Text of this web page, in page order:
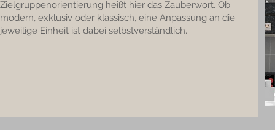
Zielgruppenorientierung heißt hier das Zauberwort. Ob
modern, exklusiv oder klassisch, eine Anpassung an die
jeweilige Einheit ist dabei selbstverständlich.